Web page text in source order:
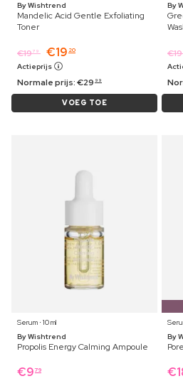
By Wishtrend
Mandelic Acid Gentle Exfoliating
Toner
€1979 €19 20
Actieprijs
Normale prijs:€29 99
VOEG TOE
By
€19
Serum ⋅ 10 ml
By Wishtrend
Propolis Energy Calming Ampoule
€9 79
By
€